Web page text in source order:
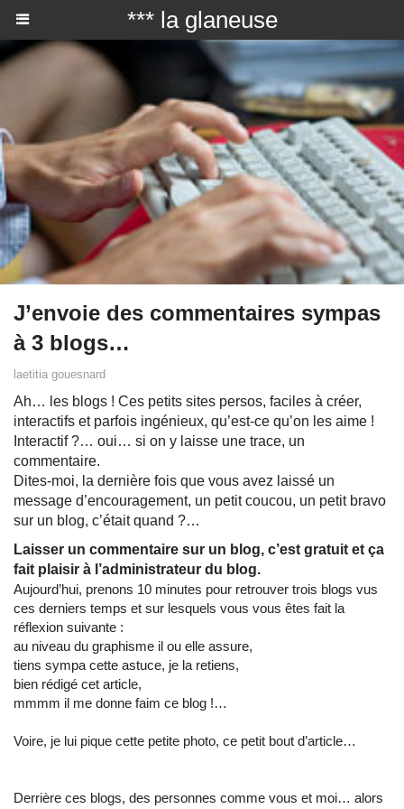
*** la glaneuse
J’envoie des commentaires sympas
à 3 blogs…
laetitia gouesnard
Ah… les blogs ! Ces petits sites persos, faciles à créer,
interactifs et parfois ingénieux, qu’est-ce qu’on les aime !
Interactif ?… oui… si on y laisse une trace, un
commentaire.
Dites-moi, la dernière fois que vous avez laissé un
message d’encouragement, un petit coucou, un petit bravo
sur un blog, c’était quand ?…
Laisser un commentaire sur un blog, c’est gratuit et ça
fait plaisir à l’administrateur du blog.
Aujourd’hui, prenons 10 minutes pour retrouver trois blogs vus
ces derniers temps et sur lesquels vous vous êtes fait la
réflexion suivante :
au niveau du graphisme il ou elle assure,
tiens sympa cette astuce, je la retiens,
bien rédigé cet article,
mmmm il me donne faim ce blog !…
Voire, je lui pique cette petite photo, ce petit bout d’article…
Derrière ces blogs, des personnes comme vous et moi… alors